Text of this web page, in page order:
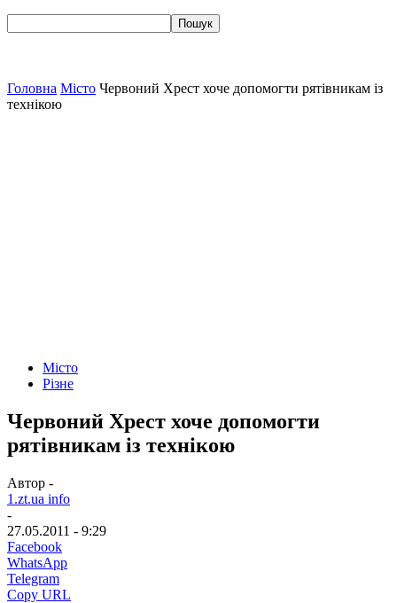
Головна Місто Червоний Хрест хоче допомогти рятівникам із
технікою
Місто
Різне
Червоний Хрест хоче допомогти
рятівникам із технікою
Автор -
1.zt.ua info
-
27.05.2011 - 9:29
Facebook
WhatsApp
Telegram
Copy URL